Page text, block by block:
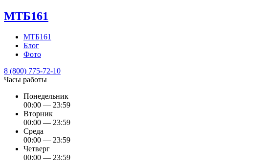
МТБ161
МТБ161
Блог
Фото
8 (800) 775-72-10
Часы работы
Понедельник
00:00 — 23:59
Вторник
00:00 — 23:59
Среда
00:00 — 23:59
Четверг
00:00 — 23:59